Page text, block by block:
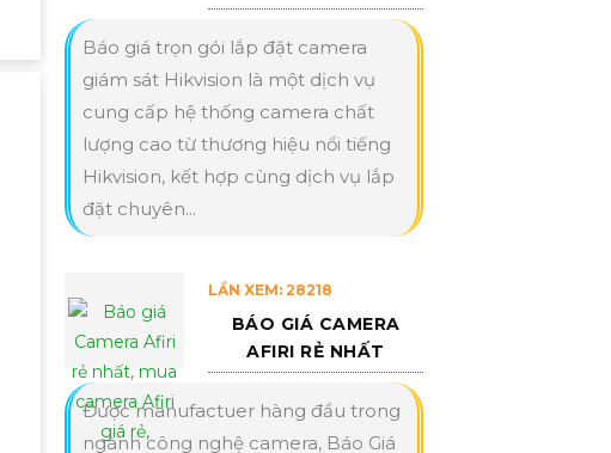
Báo giá trọn gói lắp đặt camera
giám sát Hikvision là một dịch vụ
cung cấp hệ thống camera chất
lượng cao từ thương hiệu nổi tiếng
Hikvision, kết hợp cùng dịch vụ lắp
đặt chuyên...
LẦN XEM: 28218
BÁO GIÁ CAMERA
AFIRI RẺ NHẤT
Được manufactuer hàng đầu trong
ngành công nghệ camera, Báo Giá